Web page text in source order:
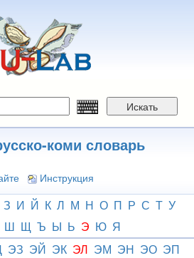
Искать
коми словарь
Инструкция
З И Й К Л М Н О П Р С Т У
Ш Щ Ъ Ы Ь Э Ю Я
ЭЗ ЭЙ ЭК ЭЛ ЭМ ЭН ЭО ЭП